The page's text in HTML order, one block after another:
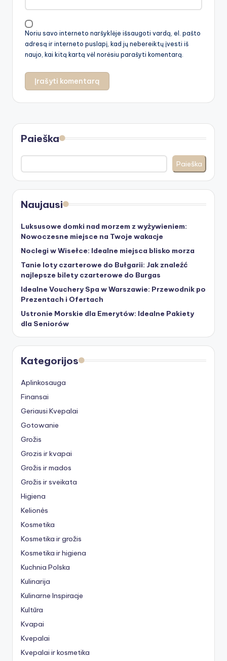
Noriu savo interneto naršyklėje išsaugoti vardą, el. pašto
adresą ir interneto puslapį, kad jų nebereiktų įvesti iš
naujo, kai kitą kartą vėl norėsiu parašyti komentarą.
Paieška
Paieška
Naujausi
Luksusowe domki nad morzem z wyżywieniem:
Nowoczesne miejsce na Twoje wakacje
Noclegi w Wisełce: Idealne miejsca blisko morza
Tanie loty czarterowe do Bułgarii: Jak znaleźć
najlepsze bilety czarterowe do Burgas
Idealne Vouchery Spa w Warszawie: Przewodnik po
Prezentach i Ofertach
Ustronie Morskie dla Emerytów: Idealne Pakiety
dla Seniorów
Kategorijos
Aplinkosauga
Finansai
Geriausi Kvepalai
Gotowanie
Grožis
Grozis ir kvapai
Grožis ir mados
Grožis ir sveikata
Higiena
Kelionės
Kosmetika
Kosmetika ir grožis
Kosmetika ir higiena
Kuchnia Polska
Kulinarija
Kulinarne Inspiracje
Kultūra
Kvapai
Kvepalai
Kvepalai ir kosmetika